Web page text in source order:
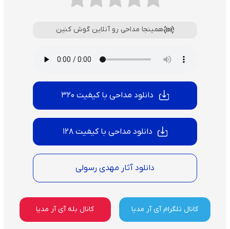
همینجا مداحی رو آنلاین گوش کنین
دانلود مداحی با کیفیت 320
دانلود مداحی با کیفیت 128
دانلود آثار مهدی رسولی
کانال تلگرام آی آر مدیا کانال بله آی آر مدیا